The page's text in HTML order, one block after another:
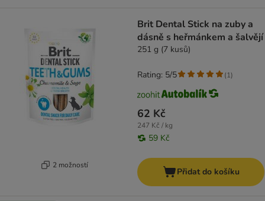
2 možností
Brit Dental Stick na zuby a
dásně s heřmánkem a šalvějí
251 g (7 kusů)
62 Kč
247 Kč / kg
59 Kč
Rating: 5/5 (1)
Přidat do košíku